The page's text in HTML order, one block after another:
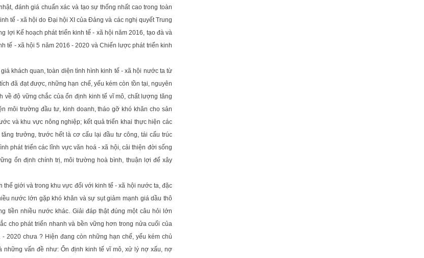
đánh giá chuẩn xác và tạo sự thống nhất cao trong toàn
tế - xã hội do Đại hội XI của Đảng và các nghị quyết Trung
lợi Kế hoạch phát triển kinh tế - xã hội năm 2016, tạo đà và
tế - xã hội 5 năm 2016 - 2020 và Chiến lược phát triển kinh
khách quan, toàn diện tình hình kinh tế - xã hội nước ta từ
đã đạt được, những hạn chế, yếu kém còn tồn tại, nguyên
về độ vững chắc của ổn định kinh tế vĩ mô, chất lượng tăng
môi trường đầu tư, kinh doanh, tháo gỡ khó khăn cho sản
và khu vực nông nghiệp; kết quả triển khai thực hiện các
trưởng, trước hết là cơ cấu lại đầu tư công, tái cấu trúc
phát triển các lĩnh vực văn hoá - xã hội, cải thiện đời sống
ổn định chính trị, môi trường hoà bình, thuận lợi để xây
giới và trong khu vực đối với kinh tế - xã hội nước ta, đặc
nước lớn gặp khó khăn và sự sụt giảm mạnh giá dầu thô
tiền nhiều nước khác. Giải đáp thật đúng một câu hỏi lớn
cho phát triển nhanh và bền vững hơn trong nửa cuối của
2020 chưa ? Hiện đang còn những hạn chế, yếu kém chủ
vấn đề như: Ổn định kinh tế vĩ mô, xử lý nợ xấu, nợ